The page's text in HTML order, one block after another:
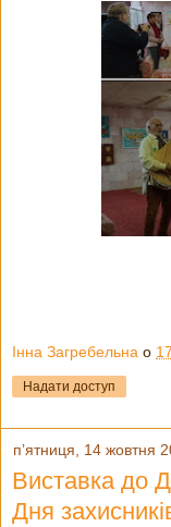
Інна Загребельна о
Надати доступ
пʼятниця, 14 жовтня
Виставка до
Дня